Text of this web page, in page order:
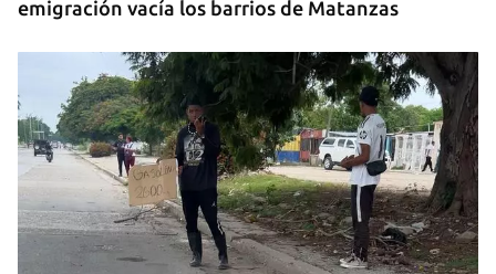
emigración vacía los barrios de Matanzas